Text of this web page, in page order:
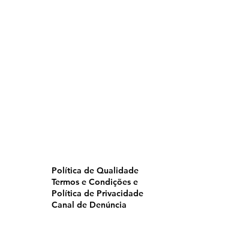
Política de Qualidade
Termos e Condições e
Política de Privacidade
Canal de Denúncia